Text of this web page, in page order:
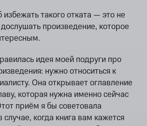
такого отката — это не
дослушать произведение, которое
идея моей подруги про
нужно относиться к
Она открывает оглавление
которая нужна именно сейчас
приём я бы советовала
случае, когда книга вам кажется